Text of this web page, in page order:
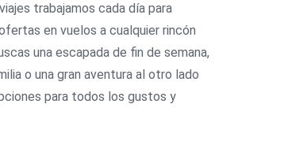
trabajamos cada día para
en vuelos a cualquier rincón
una escapada de fin de semana,
o una gran aventura al otro lado
para todos los gustos y